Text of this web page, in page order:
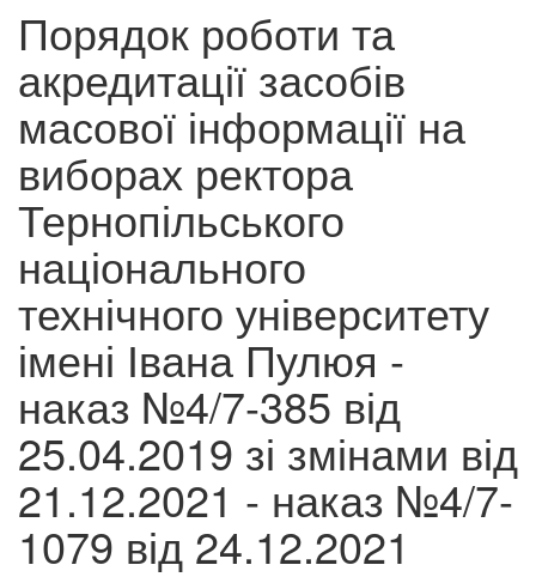
Порядок роботи та
акредитації засобів
масової інформації на
виборах ректора
Тернопільського
національного
технічного університету
імені Івана Пулюя -
наказ №4/7-385 від
25.04.2019 зі змінами від
21.12.2021 - наказ №4/7-
1079 від 24.12.2021